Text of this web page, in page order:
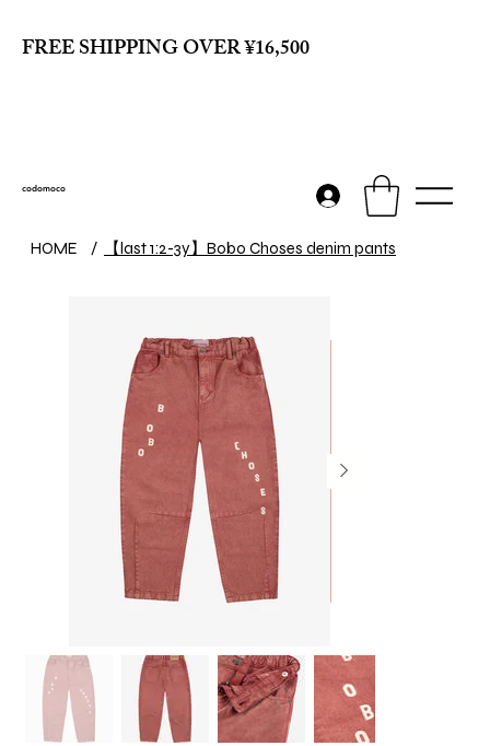
FREE SHIPPING OVER ¥16,500
codomoco
HOME / 【last 1:2-3y】Bobo Choses denim pants